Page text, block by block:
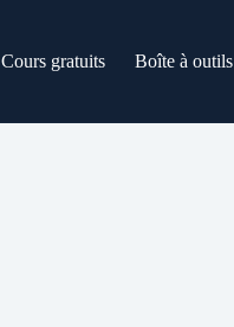
Cours gratuits Boîte à outils